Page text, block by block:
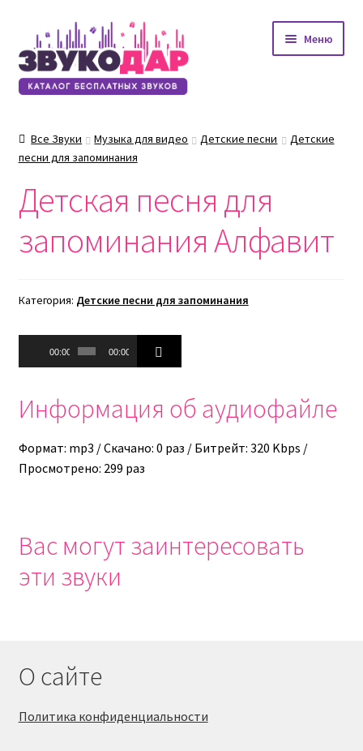
Перейти
к
навигации
Перейти
к
содержимому
Меню
Все Звуки Музыка для видео Детские песни
Детские
песни для запоминания
Детская песня для
запоминания Алфавит
Категория: Детские песни для запоминания
Аудиоплеер
00:00 00:00
Информация об аудиофайле
Формат: mp3 / Скачано: 0 раз / Битрейт: 320 Kbps /
Просмотрено: 299 раз
Вас могут заинтересовать
эти звуки
О сайте
Политика конфиденциальности